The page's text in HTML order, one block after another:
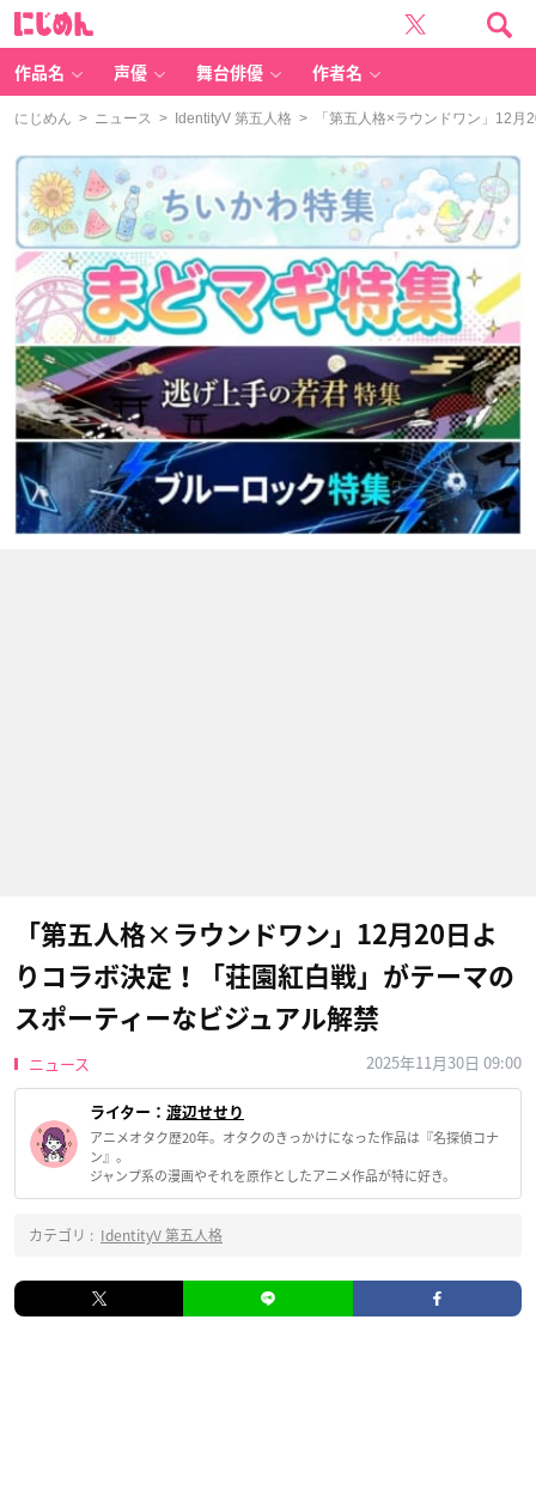
作品名 声優 舞台俳優 作者名
にじめん > ニュース > IdentityV 第五人格 > 「第五人格×ラウンドワン」12月
「第五人格×ラウンドワン」12月20日よ
りコラボ決定！「荘園紅白戦」がテーマの
スポーティーなビジュアル解禁
ニュース 2025年11月30日 09:00
ライター： 渡辺せせり
アニメオタク歴20年。オタクのきっかけになった作品は『名探偵コナ
ン』。
ジャンプ系の漫画やそれを原作としたアニメ作品が特に好き。
カテゴリ : IdentityV 第五人格